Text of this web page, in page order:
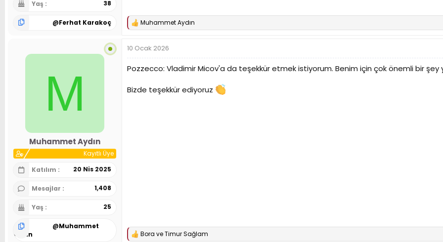
Yaş 38
@Ferhat Karakoç
T
k
i
l
e
:
Muhammet Aydın
M
Muhammet Aydın
Kayıtlı Üye
Katılım
20 Nis 2025
Mesajlar 1,408
Yaş 25
@Muhammet
Aydın
10 Ocak 2026
Pozzecco: Vladimir Micov'a da teşekkür etmek istiyorum. Benim için çok önemli bir
Bizde teşekkür ediyoruz
T
Bora veTimur Sağlam